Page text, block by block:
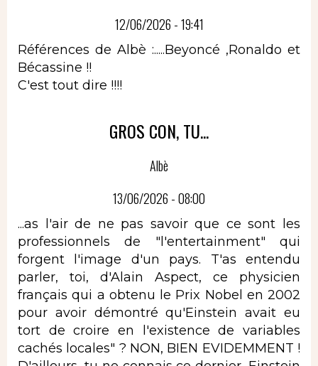
12/06/2026 - 19:41
Références de Albè :.....Beyoncé ,Ronaldo et
Bécassine !!
C'est tout dire !!!!
GROS CON, TU...
Albè
13/06/2026 - 08:00
...as l'air de ne pas savoir que ce sont les
professionnels de "l'entertainment" qui
forgent l'image d'un pays. T'as entendu
parler, toi, d'Alain Aspect, ce physicien
français qui a obtenu le Prix Nobel en 2002
pour avoir démontré qu'Einstein avait eu
tort de croire en l'existence de variables
cachés locales" ? NON, BIEN EVIDEMMENT !